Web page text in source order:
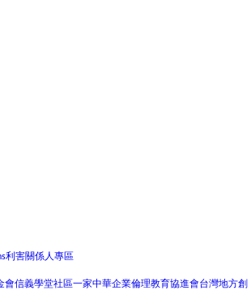
利害關係人專區
會信義學堂社區一家中華企業倫理教育協進會台灣地方創